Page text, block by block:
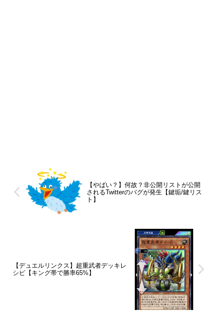
【やばい？】何故？非公開リストが公開
されるTwitterのバグが発生【鍵垢/鍵リス
ト】
【デュエルリンクス】超重武者デッキレ
シピ【キング帯で勝率65%】